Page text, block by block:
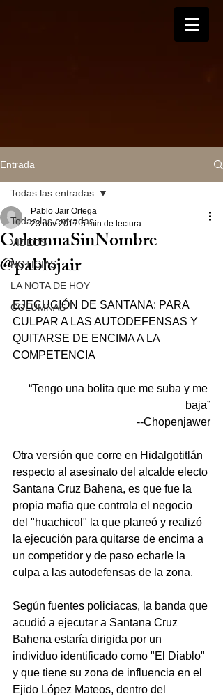
Entrada
Todas las entradas
VIDEOS
NOTICIAS
LA NOTA DE HOY
COLUMNAS
Todas las entradas
ColumnaSinNombre
@pablojair
Pablo Jair Ortega
23 nov 2017 5 min de lectura
EJECUCIÓN DE SANTANA: PARA
CULPAR A LAS AUTODEFENSAS Y
QUITARSE DE ENCIMA A LA
COMPETENCIA
“Tengo una bolita que me suba y me
baja”
--Chopenjawer
Otra versión que corre en Hidalgotitlán
respecto al asesinato del alcalde electo
Santana Cruz Bahena, es que fue la
propia mafia que controla el negocio
del "huachicol" la que planeó y realizó
la ejecución para quitarse de encima a
un competidor y de paso echarle la
culpa a las autodefensas de la zona.
Según fuentes policiacas, la banda que
acudió a ejecutar a Santana Cruz
Bahena estaría dirigida por un
individuo identificado como "El Diablo"
y que tiene su zona de influencia en el
Ejido López Mateos, dentro del